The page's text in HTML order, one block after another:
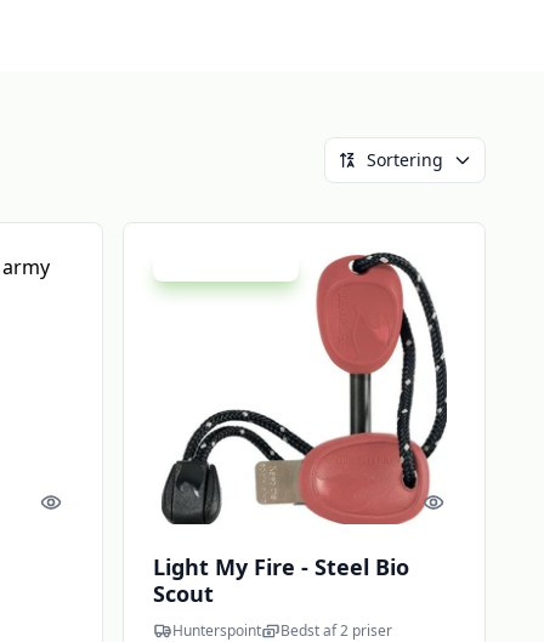
Sortering
Quick look Quick look
Light My Fire - Steel Bio
Scout
Hunterspoint Bedst af 2 priser